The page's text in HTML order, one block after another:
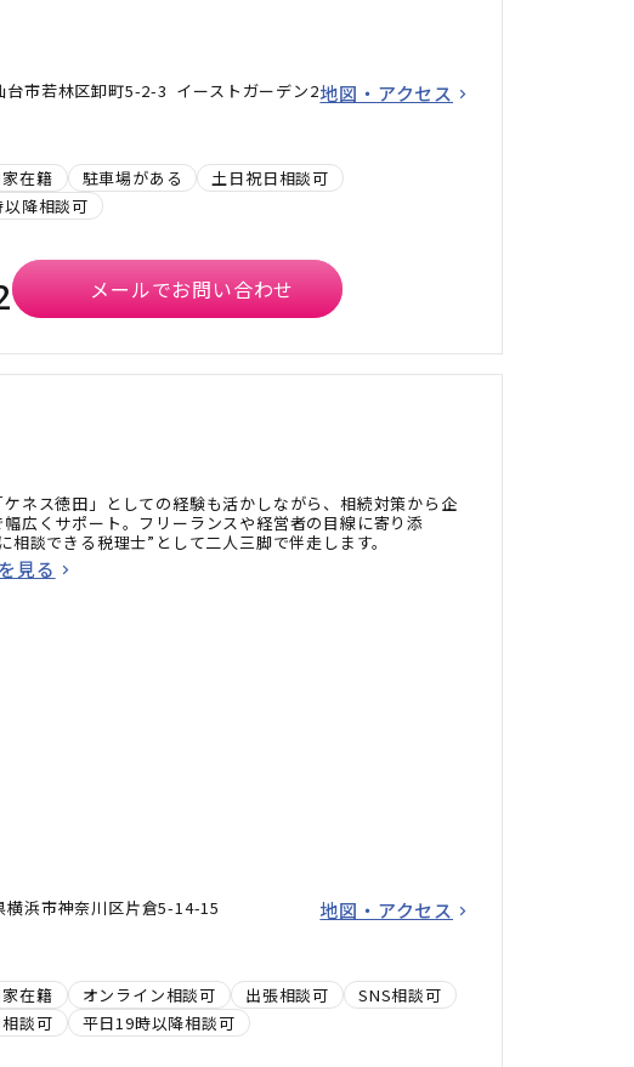
台市若林区卸町5-2-3 イーストガーデン2地図・アクセス
在籍 駐車場がある
土日祝日相談可
降相談可
メールでお問い合わせ
ケネス徳田」としての経験も活かしながら、相続対策から企
広くサポート。フリーランスや経営者の目線に寄り添
相談できる税理士”として二人三脚で伴走します。
見る
横浜市神奈川区片倉5-14-15 地図・アクセス
在籍 オンライン相談可 出張相談可
SNS相談可
談可
平日19時以降相談可